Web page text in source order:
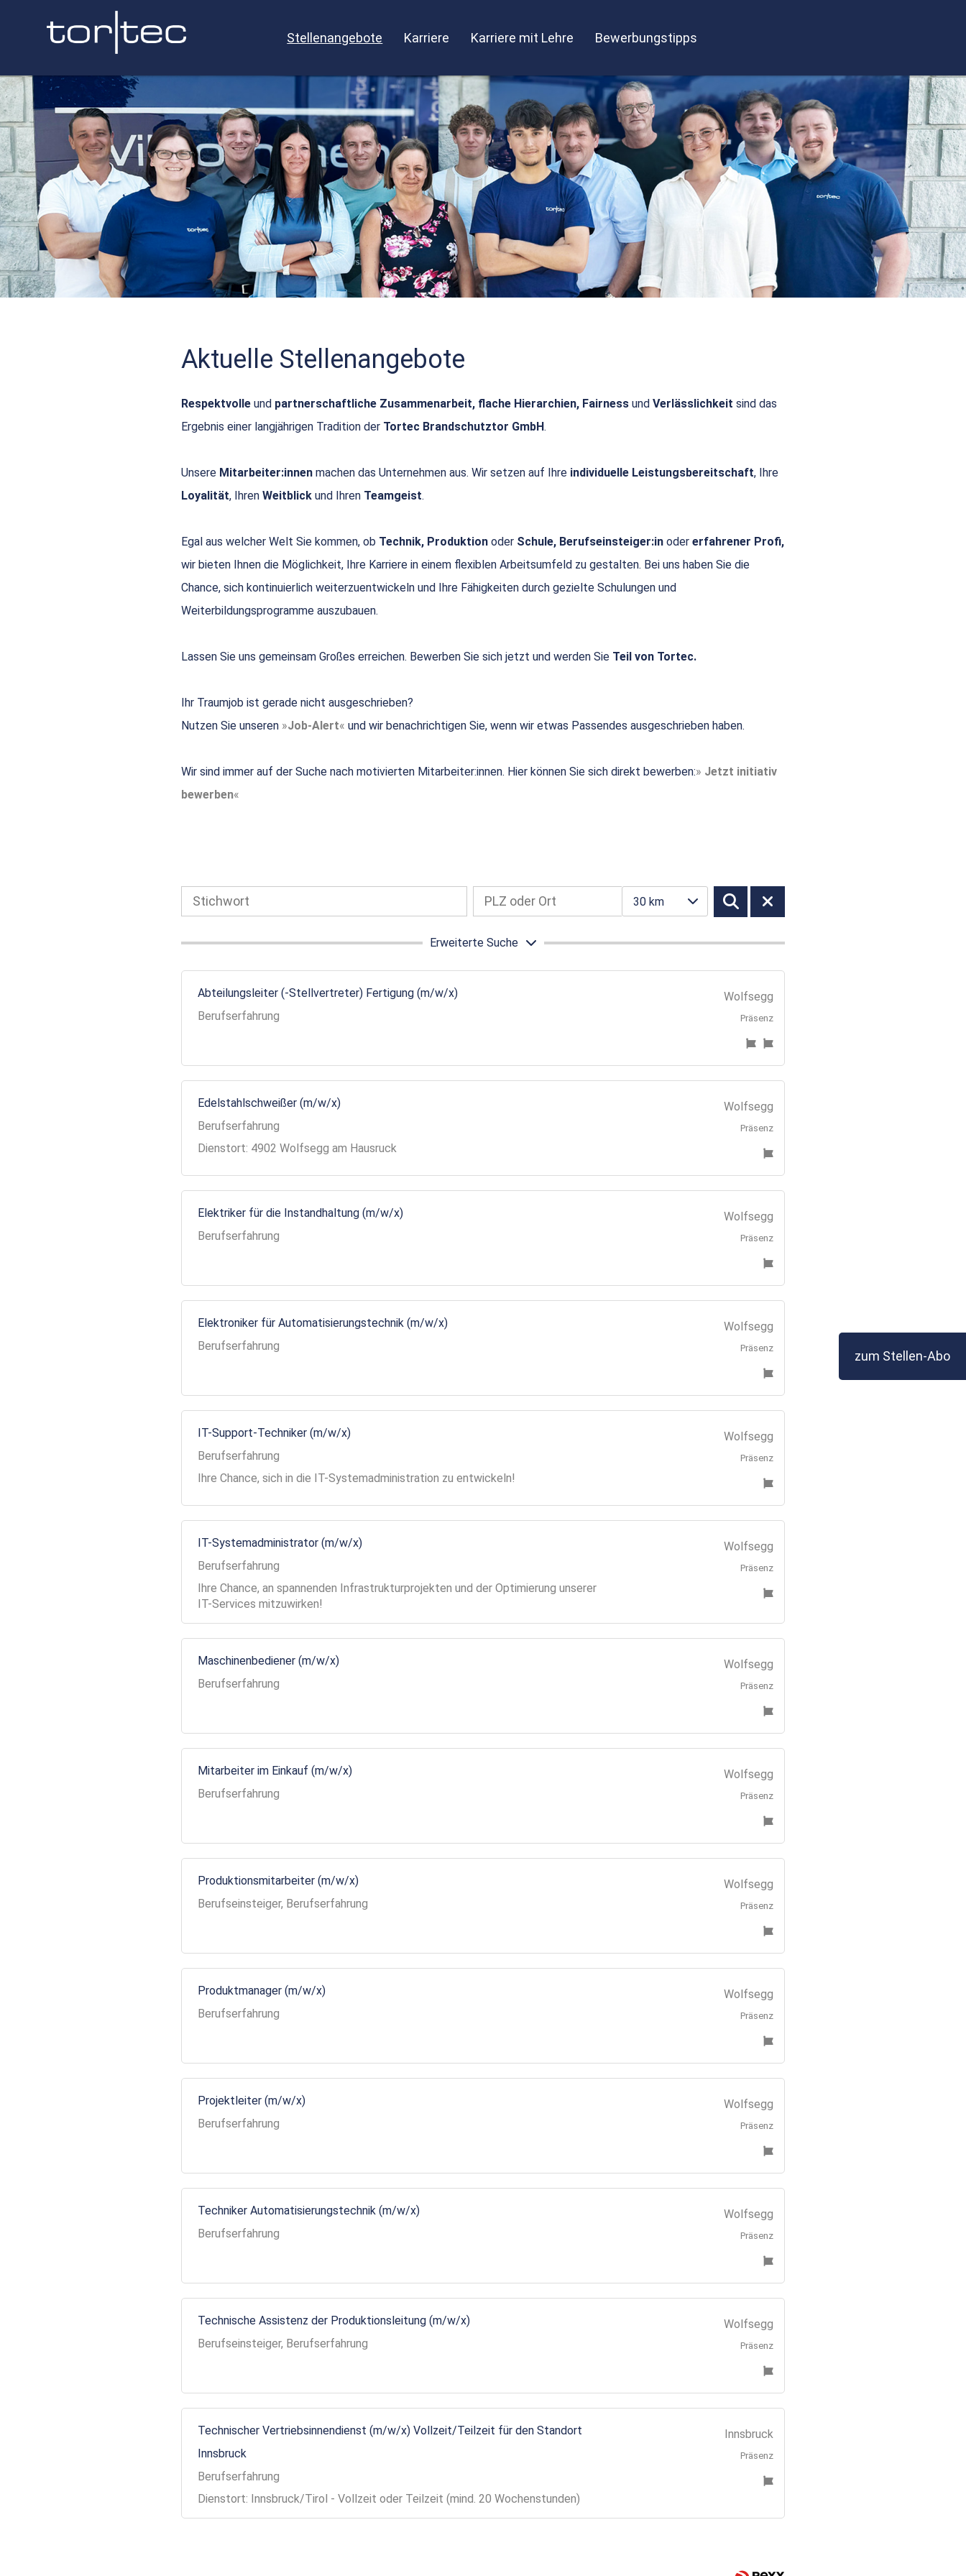
Stellenangebote Karriere Karriere mit Lehre Bewerbungstipps
Aktuelle Stellenangebote
Respektvolle und partnerschaftliche Zusammenarbeit, flache Hierarchien, Fairness und Verlässlichkeit sind das
Ergebnis einer langjährigen Tradition der Tortec Brandschutztor GmbH.
Unsere Mitarbeiter:innen machen das Unternehmen aus. Wir setzen auf Ihre individuelle Leistungsbereitschaft, Ihre
Loyalität, Ihren Weitblick und Ihren Teamgeist.
Egal aus welcher Welt Sie kommen, ob Technik, Produktion oder Schule, Berufseinsteiger:in oder erfahrener Profi,
wir bieten Ihnen die Möglichkeit, Ihre Karriere in einem flexiblen Arbeitsumfeld zu gestalten. Bei uns haben Sie die
Chance, sich kontinuierlich weiterzuentwickeln und Ihre Fähigkeiten durch gezielte Schulungen und
Weiterbildungsprogramme auszubauen.
Lassen Sie uns gemeinsam Großes erreichen. Bewerben Sie sich jetzt und werden Sie Teil von Tortec.
Ihr Traumjob ist gerade nicht ausgeschrieben?
Nutzen Sie unseren
Job-Alert und wir benachrichtigen Sie, wenn wir etwas Passendes ausgeschrieben haben.
Wir sind immer auf der Suche nach motivierten Mitarbeiter:innen. Hier können Sie sich direkt bewerben:
Jetzt initiativ
bewerben
30 km
Erweiterte Suche
Abteilungsleiter (-Stellvertreter) Fertigung (m/w/x)
Berufserfahrung
Wolfsegg
Präsenz
Edelstahlschweißer (m/w/x)
Berufserfahrung
Dienstort: 4902 Wolfsegg am Hausruck
Wolfsegg
Präsenz
Elektriker für die Instandhaltung (m/w/x)
Berufserfahrung
Wolfsegg
Präsenz
Elektroniker für Automatisierungstechnik (m/w/x)
Berufserfahrung
Wolfsegg
Präsenz
IT-Support-Techniker (m/w/x)
Berufserfahrung
Ihre Chance, sich in die IT-Systemadministration zu entwickeln!
Wolfsegg
Präsenz
IT-Systemadministrator (m/w/x)
Berufserfahrung
Ihre Chance, an spannenden Infrastrukturprojekten und der Optimierung unserer
IT-Services mitzuwirken!
Wolfsegg
Präsenz
Maschinenbediener (m/w/x)
Berufserfahrung
Wolfsegg
Präsenz
Mitarbeiter im Einkauf (m/w/x)
Berufserfahrung
Wolfsegg
Präsenz
Produktionsmitarbeiter (m/w/x)
Berufseinsteiger, Berufserfahrung
Wolfsegg
Präsenz
Produktmanager (m/w/x)
Berufserfahrung
Wolfsegg
Präsenz
Projektleiter (m/w/x)
Berufserfahrung
Wolfsegg
Präsenz
Techniker Automatisierungstechnik (m/w/x)
Berufserfahrung
Wolfsegg
Präsenz
Technische Assistenz der Produktionsleitung (m/w/x)
Berufseinsteiger, Berufserfahrung
Wolfsegg
Präsenz
Technischer Vertriebsinnendienst (m/w/x) Vollzeit/Teilzeit für den Standort
Innsbruck
Berufserfahrung
Dienstort: Innsbruck/Tirol - Vollzeit oder Teilzeit (mind. 20 Wochenstunden)
Innsbruck
Präsenz
zum Stellen-Abo